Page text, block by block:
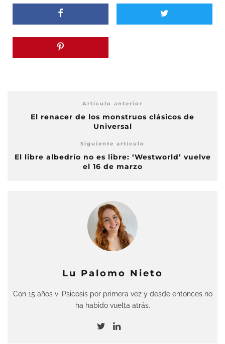
Artículo anterior
El renacer de los monstruos clásicos de
Universal
Siguiente artículo
El libre albedrío no es libre: ‘Westworld’ vuelve
el 16 de marzo
Lu Palomo Nieto
Con 15 años vi Psicosis por primera vez y desde entonces no
ha habido vuelta atrás.